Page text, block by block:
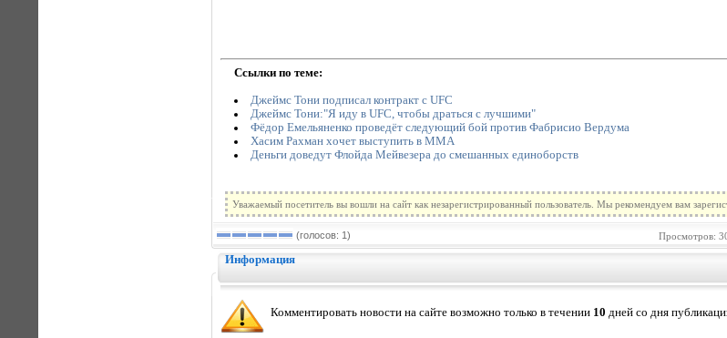
Ссылки по теме:
Джеймс Тони подписал контракт с UFC
Джеймс Тони:"Я иду в UFC, чтобы драться с лучшими"
Фёдор Емельяненко проведёт следующий бой против Фабрисио Вердума
Хасим Рахман хочет выступить в MMA
Деньги доведут Флойда Мейвезера до смешанных единоборств
Уважаемый посетитель вы вошли на сайт как незарегистрированный пользователь. Мы рекомендуем вам
(голосов: 1) Просмотров:
Информация
Комментировать новости на сайте возможно только в течении 10 дней со дня